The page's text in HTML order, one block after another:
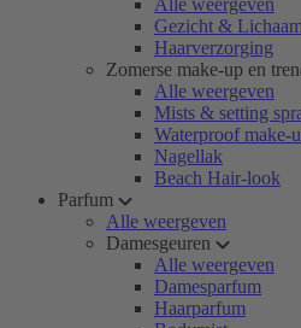
Alle weergeven
Gezicht &
Haarverzorging
Zomerse make-up en
Alle weergeven
Mists & setting
Waterproof make-
Nagellak
Beach Hair-look
Parfum
Alle weergeven
Damesgeuren
Alle weergeven
Damesparfum
Haarparfum